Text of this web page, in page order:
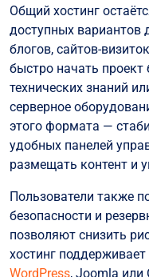
Общий хостинг
доступных вариантов
блогов, сайтов-
быстро начать проект
технических знаний
серверное
этого формата —
удобных панелей
размещать контент и
Пользователи также
безопасности и
позволяют снизить
хостинг
WordPress, Joomla или